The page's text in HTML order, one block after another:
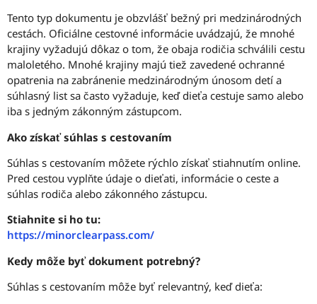
Tento typ dokumentu je obzvlášť bežný pri medzinárodných
cestách. Oficiálne cestovné informácie uvádzajú, že mnohé
krajiny vyžadujú dôkaz o tom, že obaja rodičia schválili cestu
maloletého. Mnohé krajiny majú tiež zavedené ochranné
opatrenia na zabránenie medzinárodným únosom detí a
súhlasný list sa často vyžaduje, keď dieťa cestuje samo alebo
iba s jedným zákonným zástupcom.
Ako získať súhlas s cestovaním
Súhlas s cestovaním môžete rýchlo získať stiahnutím online.
Pred cestou vyplňte údaje o dieťati, informácie o ceste a
súhlas rodiča alebo zákonného zástupcu.
Stiahnite si ho tu:
https://minorclearpass.com/
Kedy môže byť dokument potrebný?
Súhlas s cestovaním môže byť relevantný, keď dieťa: